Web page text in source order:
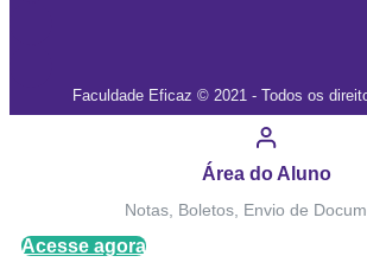
Faculdade Eficaz © 2021 - Todos os
Área do Aluno
Notas, Boletos, Envio de
Acesse agora